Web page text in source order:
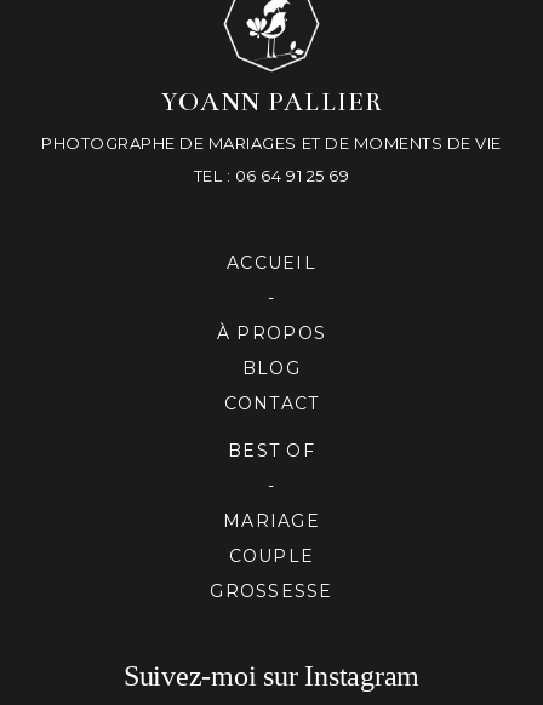
YOANN PALLIER
PHOTOGRAPHE DE MARIAGES ET DE MOMENTS DE VIE
TEL : 06 64 91 25 69
ACCUEIL
-
À PROPOS
BLOG
CONTACT
BEST OF
-
MARIAGE
COUPLE
GROSSESSE
Suivez-moi sur Instagram